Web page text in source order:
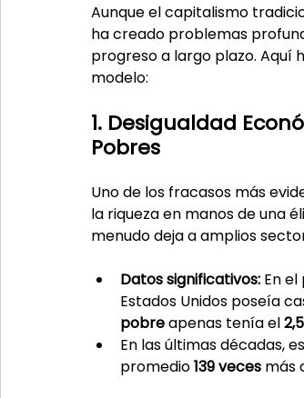
Aunque el capitalismo
ha creado problemas
progreso a largo plazo. Aquí
modelo:
1. Desigualdad
Pobres
Uno de los fracasos más
la riqueza en manos de una
menudo deja a amplios
Datos significativos: En
Estados Unidos poseía
pobre apenas tenía el
En las últimas décadas,
promedio 139 veces más